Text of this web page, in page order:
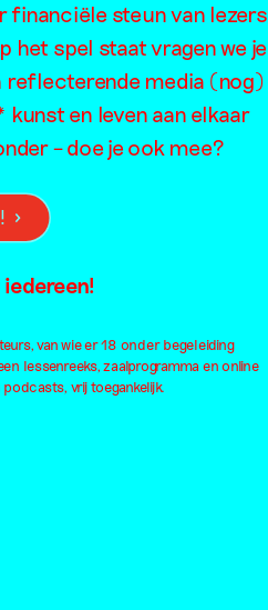
financiële steun van lezers
het spel staat vragen we je
reflecterende media (nog)
en leven aan elkaar
– doe je ook mee?
van wie er 18 onder begeleiding
lessenreeks, zaalprogramma en online
vrij toegankelijk.